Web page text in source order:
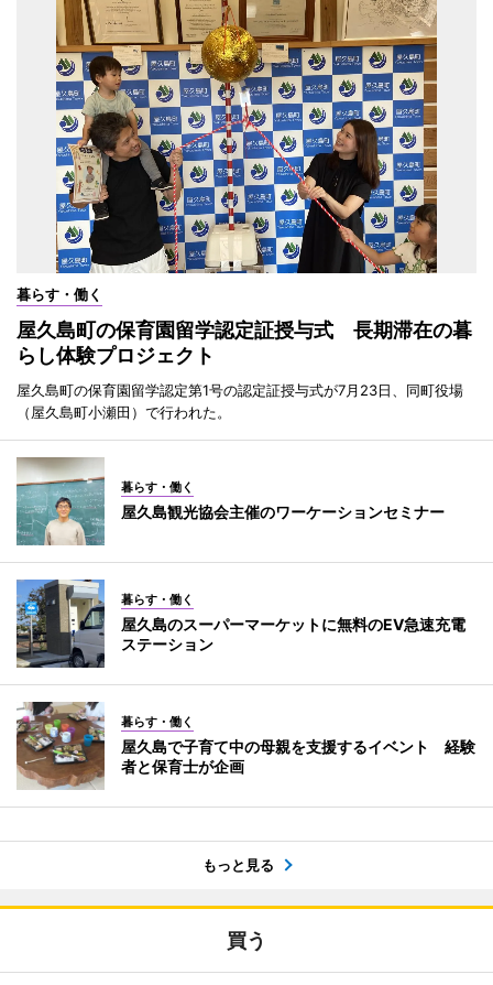
暮らす・働く
屋久島町の保育園留学認定証授与式 長期滞在の暮
らし体験プロジェクト
屋久島町の保育園留学認定第1号の認定証授与式が7月23日、同町役場
（屋久島町小瀬田）で行われた。
暮らす・働く
屋久島観光協会主催のワーケーションセミナー
暮らす・働く
屋久島のスーパーマーケットに無料のEV急速充電
ステーション
暮らす・働く
屋久島で子育て中の母親を支援するイベント 経験
者と保育士が企画
もっと見る
買う